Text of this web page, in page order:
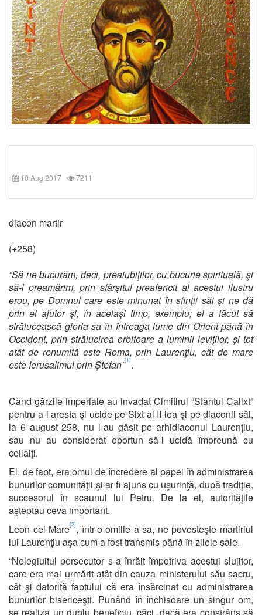
10 Aug 2017 7211
diacon martir
(+258)
“Să ne bucurăm, deci, preaiubiţilor, cu bucurie spirituală, şi
să-l preamărim, prin sfârşitul preafericit al acestui ilustru
erou, pe Domnul care este minunat în sfinţii săi şi ne dă
prin ei ajutor şi, în acelaşi timp, exemplu; el a făcut să
strălucească gloria sa în întreaga lume din Orient până în
Occident, prin strălucirea orbitoare a luminii leviţilor, şi tot
atât de renumită este Roma, prin Laurenţiu, cât de mare
este Ierusalimul prin Ştefan”[1].
Când gărzile imperiale au invadat Cimitirul “Sfântul Calixt”
pentru a-i aresta şi ucide pe Sixt al II-lea şi pe diaconii săi,
la 6 august 258, nu l-au găsit pe arhidiaconul Laurenţiu,
sau nu au considerat oportun să-l ucidă împreună cu
ceilalţi.
El, de fapt, era omul de încredere al papei în administrarea
bunurilor comunităţii şi ar fi ajuns cu uşurinţă, după tradiţie,
succesorul în scaunul lui Petru. De la el, autorităţile
aşteptau ceva important.
Leon cel Mare[2], într-o omilie a sa, ne povesteşte martiriul
lui Laurenţiu aşa cum a fost transmis până în zilele sale.
“Nelegiuitul persecutor s-a înrăit împotriva acestui slujitor,
care era mai urmărit atât din cauza ministerului său sacru,
cât şi datorită faptului că era însărcinat cu administrarea
bunurilor bisericeşti. Punând în închisoare un singur om,
se realiza un dublu beneficiu, căci, dacă era constrâns să